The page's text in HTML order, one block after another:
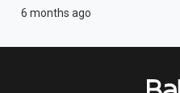
6 months ago